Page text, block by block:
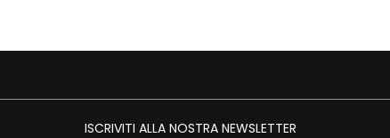
ISCRIVITI ALLA NOSTRA NEWSLETTER